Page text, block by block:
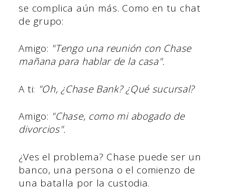
se complica aún más. Como en tu chat
de grupo:
Amigo: "Tengo una reunión con Chase
mañana para hablar de la casa".
A ti: "Oh, ¿Chase Bank? ¿Qué sucursal?
Amigo: "Chase, como mi abogado de
divorcios".
¿Ves el problema? Chase puede ser un
banco, una persona o el comienzo de
una batalla por la custodia.